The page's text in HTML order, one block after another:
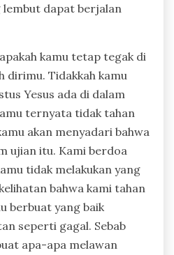
dapat berjalan
kamu tetap tegak di
dirimu. Tidakkah kamu
Yesus ada di dalam
ternyata tidak tahan
akan menyadari bahwa
ujian itu. Kami berdoa
tidak melakukan yang
bahwa kami tahan
berbuat yang baik
seperti gagal. Sebab
apa-apa melawan